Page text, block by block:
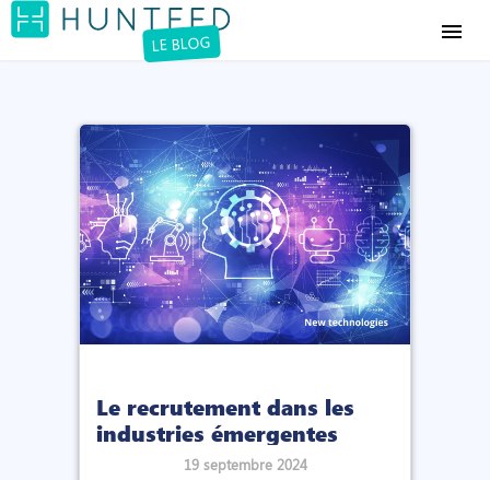
LE BLOG menu
Le recrutement dans les
industries émergentes
19 septembre 2024